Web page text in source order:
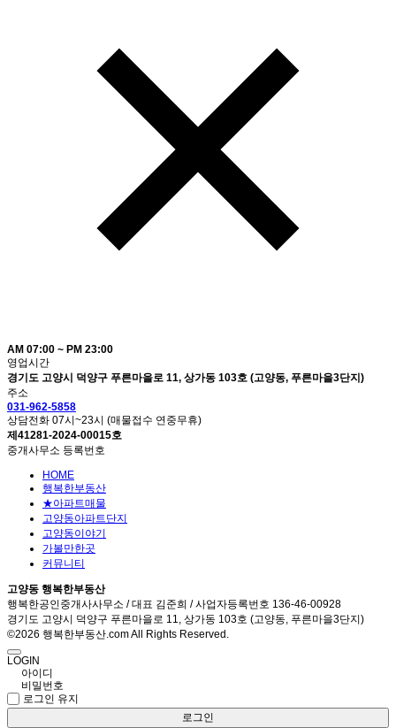
AM 07:00 ~ PM 23:00
영업시간
경기도 고양시 덕양구 푸른마을로 11, 상가동 103호 (고양동, 푸른마을3단지)
주소
031-962-5858
상담전화 07시~23시 (매물접수 연중무휴)
제41281-2024-00015호
중개사무소 등록번호
HOME
행복한부동산
★아파트매물
고양동아파트단지
고양동이야기
가볼만한곳
커뮤니티
고양동 행복한부동산
행복한공인중개사사무소 / 대표 김준희 / 사업자등록번호 136-46-00928
경기도 고양시 덕양구 푸른마을로 11, 상가동 103호 (고양동, 푸른마을3단지)
©2026 행복한부동산.com All Rights Reserved.
LOGIN
로그인 유지
로그인